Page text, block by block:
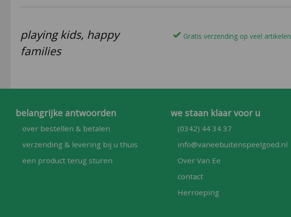
playing kids, happy
families
Gratis verzending op veel artikelen
belangrijke antwoorden
over bestellen & betalen
verzending & levering bij u thuis
een product terug sturen
we staan klaar voor u
(0342) 44 34 37
info@vaneebuitenspeelgoed.nl
Over Van Ee
contact
Herroeping